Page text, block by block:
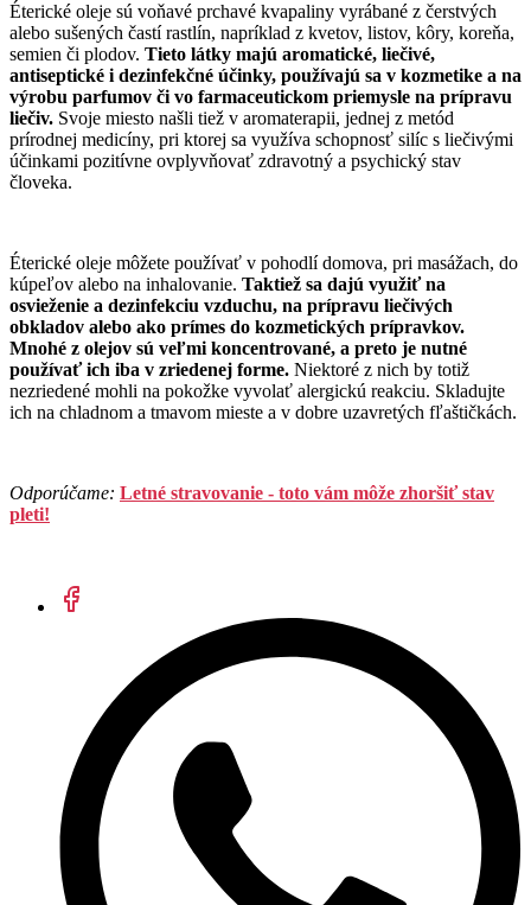
Éterické oleje sú voňavé prchavé kvapaliny vyrábané z čerstvých
alebo sušených častí rastlín, napríklad z kvetov, listov, kôry, koreňa,
semien či plodov. Tieto látky majú aromatické, liečivé,
antiseptické i dezinfekčné účinky, používajú sa v kozmetike a na
výrobu parfumov či vo farmaceutickom priemysle na prípravu
liečiv. Svoje miesto našli tiež v aromaterapii, jednej z metód
prírodnej medicíny, pri ktorej sa využíva schopnosť silíc s liečivými
účinkami pozitívne ovplyvňovať zdravotný a psychický stav
človeka.
Éterické oleje môžete používať v pohodlí domova, pri masážach, do
kúpeľov alebo na inhalovanie. Taktiež sa dajú využiť na
osvieženie a dezinfekciu vzduchu, na prípravu liečivých
obkladov alebo ako prímes do kozmetických prípravkov.
Mnohé z olejov sú veľmi koncentrované, a preto je nutné
používať ich iba v zriedenej forme. Niektoré z nich by totiž
nezriedené mohli na pokožke vyvolať alergickú reakciu. Skladujte
ich na chladnom a tmavom mieste a v dobre uzavretých fľaštičkách.
Odporúčame: Letné stravovanie - toto vám môže zhoršiť stav
pleti!